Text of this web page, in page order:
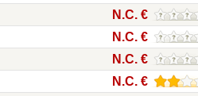
N.C. €
N.C. €
N.C. €
N.C. €